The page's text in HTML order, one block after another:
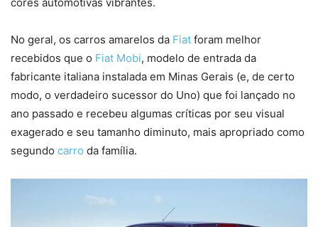
cores automotivas vibrantes.
No geral, os carros amarelos da Fiat foram melhor
recebidos que o Fiat Mobi, modelo de entrada da
fabricante italiana instalada em Minas Gerais (e, de certo
modo, o verdadeiro sucessor do Uno) que foi lançado no
ano passado e recebeu algumas críticas por seu visual
exagerado e seu tamanho diminuto, mais apropriado como
segundo carro da família.